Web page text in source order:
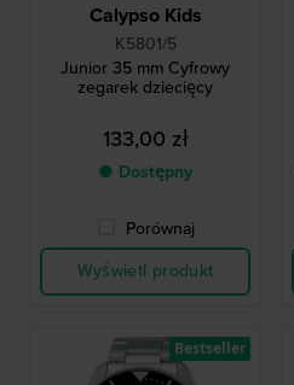
Calypso Kids
K5801/5
Junior 35 mm Cyfrowy
zegarek dziecięcy
133,00 zł
● Dostępny
Porównaj
Wyświetl produkt
Bestseller